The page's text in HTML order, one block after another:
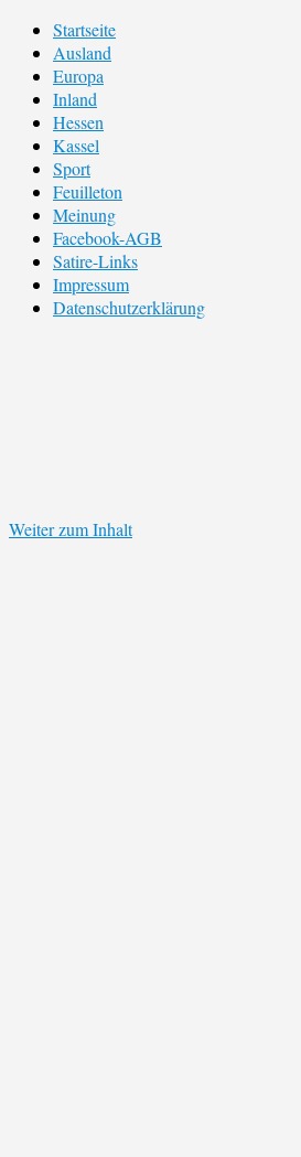
Startseite
Ausland
Europa
Inland
Hessen
Kassel
Sport
Feuilleton
Meinung
Facebook-AGB
Satire-Links
Impressum
Datenschutzerklärung
Weiter zum Inhalt